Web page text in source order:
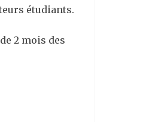
étudiants.
2 mois des